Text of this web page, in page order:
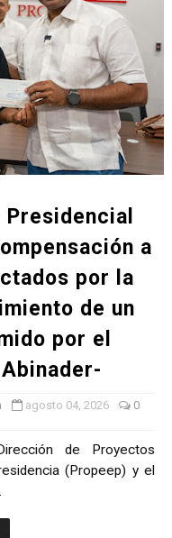
a
por la
de un
por el
agosto 04, 2026
0
de Proyectos
(Propeep) y el